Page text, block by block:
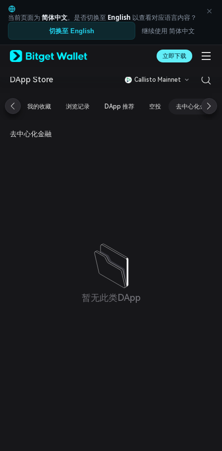
English
日本語
Tiếng Việt
Русский
Español (Latinoamérica)
Türkçe
Français
简体中文
繁體中文
Bahasa Indonesia
ภาษาไทย
当前页面为 简体中文。是否切换至 English 以查看对应语言内容？
切换至 English 继续使用 简体中文
立即下载
DApp Store Callisto Mainnet
我的收藏 浏览记录 DApp 推荐 空投 去中心化金融
去中心化金融
暂无此类DApp